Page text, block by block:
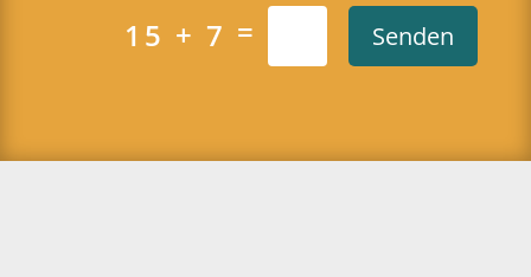
15 + 7 = Senden